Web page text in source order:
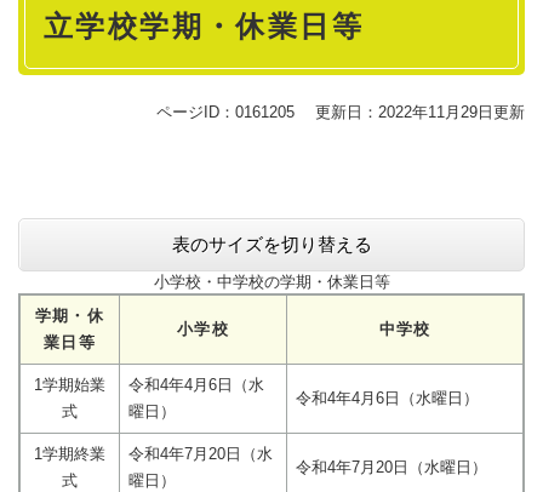
立学校学期・休業日等
ページID：0161205 更新日：2022年11月29日更新
表のサイズを切り替える
小学校・中学校の学期・休業日等
学期・休
業日等
小学校 中学校
1学期始業
式
令和4年4月6日（水
曜日）
令和4年4月6日（水曜日）
1学期終業
式
令和4年7月20日（水
曜日）
令和4年7月20日（水曜日）